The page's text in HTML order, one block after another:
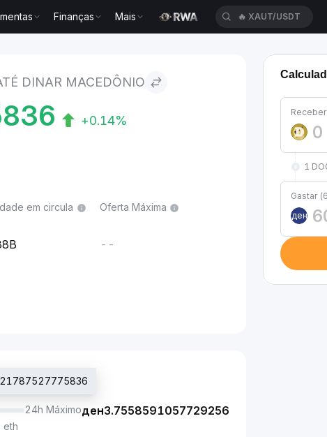
Finanças Mais 🔥 XAUT/USDT
DINAR MACEDÔNIO
+0.14%
em circula
Oferta Máxima
--
24h Máximoден3.7558591057729256
eth
Receber
1
Gastar
ден